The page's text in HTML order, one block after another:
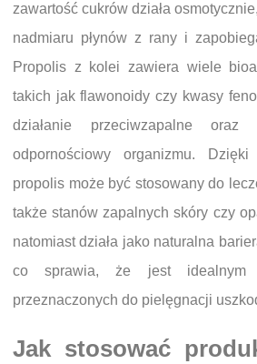
zawartość cukrów działa
nadmiaru płynów z rany i
Propolis z kolei zawiera wiele
takich jak flawonoidy czy kwasy
działanie przeciwzapalne oraz
odpornościowy organizmu. Dzięki
propolis może być stosowany do
także stanów zapalnych skóry czy
natomiast działa jako naturalna
co sprawia, że jest idealnym
przeznaczonych do pielęgnacji
Jak stosować